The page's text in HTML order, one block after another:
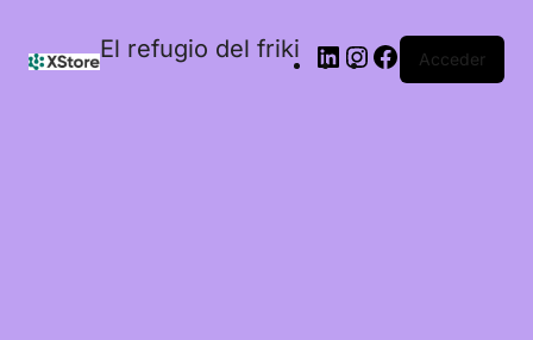
El refugio del friki Acceder